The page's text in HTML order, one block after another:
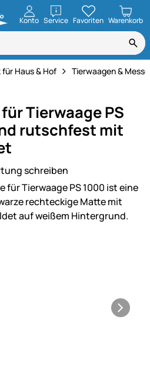
Konto ServiceöffnenFavoriten Warenkorb
für Haus & Hof Tierwaagen &
Tierwaage PS
rutschfest mit
schreiben